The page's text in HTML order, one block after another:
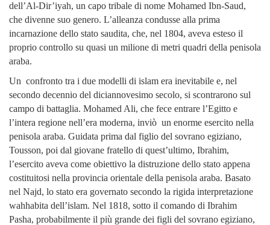
dell’Al-Dir’iyah, un capo tribale di nome Mohamed Ibn-Saud,
che divenne suo genero. L’alleanza condusse alla prima
incarnazione dello stato saudita, che, nel 1804, aveva esteso il
proprio controllo su quasi un milione di metri quadri della penisola
araba.
Un confronto tra i due modelli di islam era inevitabile e, nel
secondo decennio del diciannovesimo secolo, si scontrarono sul
campo di battaglia. Mohamed Ali, che fece entrare l’Egitto e
l’intera regione nell’era moderna, inviò un enorme esercito nella
penisola araba. Guidata prima dal figlio del sovrano egiziano,
Tousson, poi dal giovane fratello di quest’ultimo, Ibrahim,
l’esercito aveva come obiettivo la distruzione dello stato appena
costituitosi nella provincia orientale della penisola araba. Basato
nel Najd, lo stato era governato secondo la rigida interpretazione
wahhabita dell’islam. Nel 1818, sotto il comando di Ibrahim
Pasha, probabilmente il più grande dei figli del sovrano egiziano,